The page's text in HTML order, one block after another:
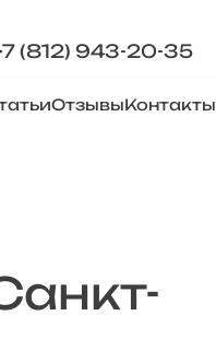
7 (812) 943-20-35
ОтзывыКонтакты